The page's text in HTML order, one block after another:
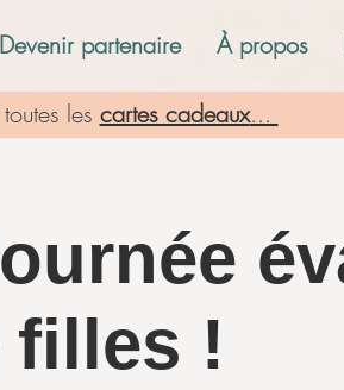
Devenir partenaire À propos
les cartes cadeaux...
filles !